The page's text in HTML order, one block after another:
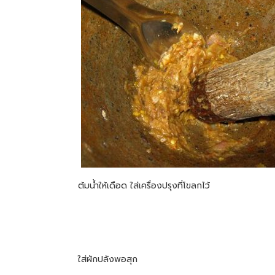
ต้มน้ำให้เดือด ใส่เครื่องปรุงที่โขลกไว้
ใส่ผักปลังพอสุก